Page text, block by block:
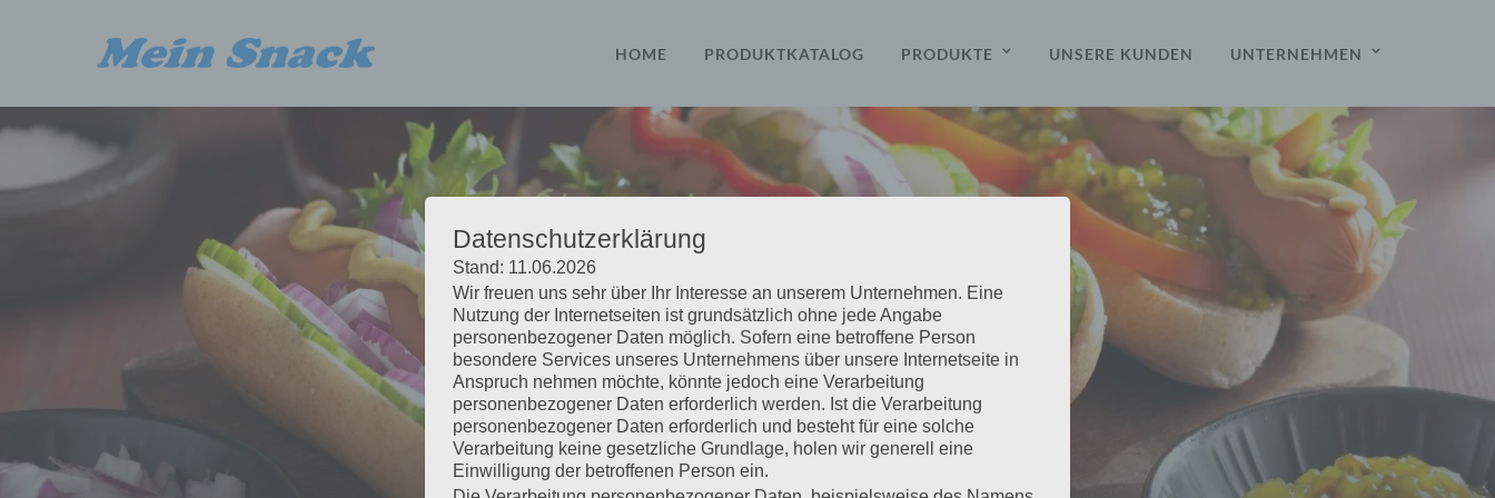
HOME PRODUKTKATALOG PRODUKTE UNSERE KUNDEN UNTERNEHMEN
American Hot Dog
Datenschutzerklärung
Stand: 11.06.2026
Wir freuen uns sehr über Ihr Interesse an unserem Unternehmen. Eine
Nutzung der Internetseiten ist grundsätzlich ohne jede Angabe
personenbezogener Daten möglich. Sofern eine betroffene Person
besondere Services unseres Unternehmens über unsere Internetseite in
Anspruch nehmen möchte, könnte jedoch eine Verarbeitung
personenbezogener Daten erforderlich werden. Ist die Verarbeitung
personenbezogener Daten erforderlich und besteht für eine solche
Verarbeitung keine gesetzliche Grundlage, holen wir generell eine
Einwilligung der betroffenen Person ein.